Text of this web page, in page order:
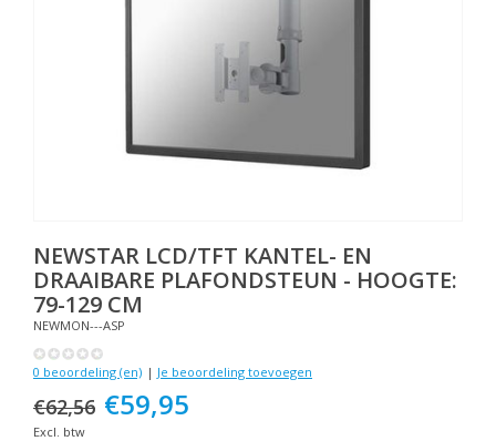
NEWSTAR LCD/TFT KANTEL- EN
DRAAIBARE PLAFONDSTEUN - HOOGTE:
79-129 CM
NEWMON---ASP
0 beoordeling (en) | Je beoordeling toevoegen
€62,56 €59,95
Excl. btw